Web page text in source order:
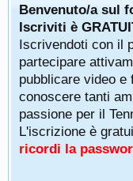
Benvenuto/a sul
Iscriviti è
Iscrivendoti con il
partecipare
pubblicare video e
conoscere tanti
passione per il
L'iscrizione è
ricordi la